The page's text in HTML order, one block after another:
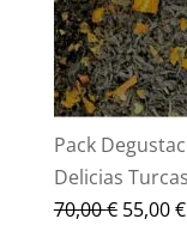
Pack
Delicias Turcas
70,00€ El
55,00€El